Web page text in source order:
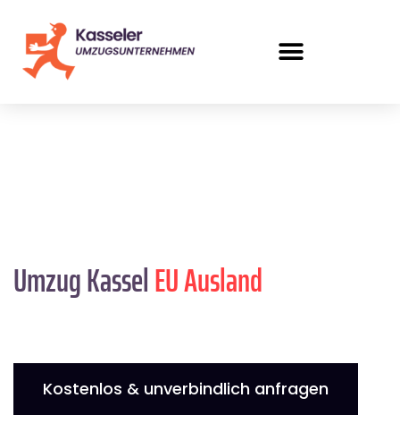
Umzug KasselEU Ausland
Kostenlos & unverbindlich anfragen